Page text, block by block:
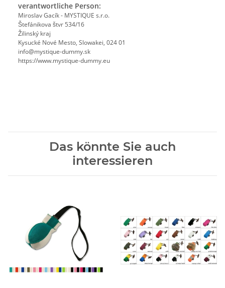
verantwortliche Person:
Miroslav Gacík - MYSTIQUE s.r.o.
Štefánikova štvr 534/16
Žilinský kraj
Kysucké Nové Mesto, Slowakei, 024 01
info@mystique-dummy.sk
https://www.mystique-dummy.eu
Das könnte Sie auch
interessieren